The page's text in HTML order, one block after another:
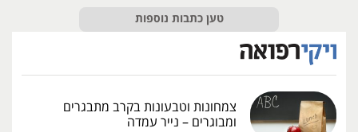
טען כתבות נוספות
צמחונות וטבעונות בקרב מתבגרים
ומבוגרים – נייר עמדה